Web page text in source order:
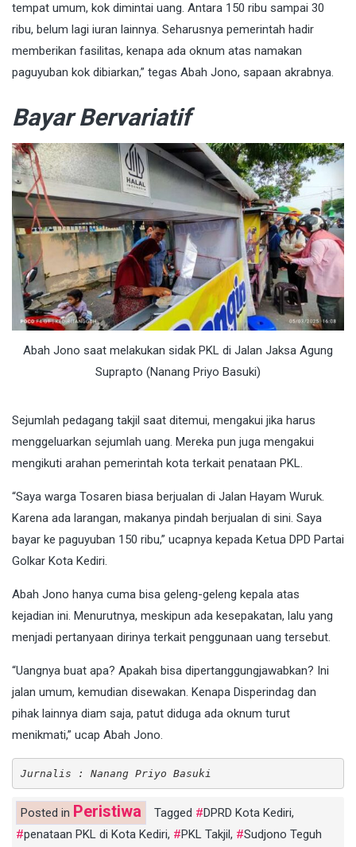
tempat umum, kok dimintai uang. Antara 150 ribu sampai 30
ribu, belum lagi iuran lainnya. Seharusnya pemerintah hadir
memberikan fasilitas, kenapa ada oknum atas namakan
paguyuban kok dibiarkan,” tegas Abah Jono, sapaan akrabnya.
Bayar Bervariatif
Abah Jono saat melakukan sidak PKL di Jalan Jaksa Agung
Suprapto (Nanang Priyo Basuki)
Sejumlah pedagang takjil saat ditemui, mengakui jika harus
menggeluarkan sejumlah uang. Mereka pun juga mengakui
mengikuti arahan pemerintah kota terkait penataan PKL.
“Saya warga Tosaren biasa berjualan di Jalan Hayam Wuruk.
Karena ada larangan, makanya pindah berjualan di sini. Saya
bayar ke paguyuban 150 ribu,” ucapnya kepada Ketua DPD Partai
Golkar Kota Kediri.
Abah Jono hanya cuma bisa geleng-geleng kepala atas
kejadian ini. Menurutnya, meskipun ada kesepakatan, lalu yang
menjadi pertanyaan dirinya terkait penggunaan uang tersebut.
“Uangnya buat apa? Apakah bisa dipertanggungjawabkan? Ini
jalan umum, kemudian disewakan. Kenapa Disperindag dan
pihak lainnya diam saja, patut diduga ada oknum turut
menikmati,” ucap Abah Jono.
Jurnalis : Nanang Priyo Basuki
Posted in Peristiwa Tagged DPRD Kota Kediri,
penataan PKL di Kota Kediri, PKL Takjil , Sudjono Teguh